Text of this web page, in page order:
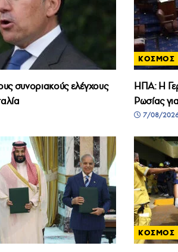
συνοριακούς ελέγχους
ΚΟΣΜΟΣ
ΗΠΑ: Η
Ρωσίας
7/08/
ΚΟΣΜΟΣ